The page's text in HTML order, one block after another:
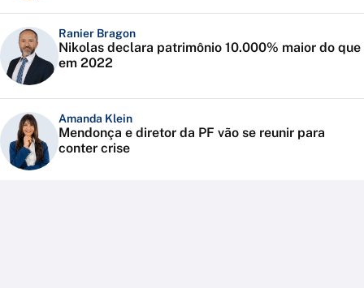
Ranier Bragon
Nikolas declara patrimônio 10.000% maior do que
em 2022
Amanda Klein
Mendonça e diretor da PF vão se reunir para
conter crise